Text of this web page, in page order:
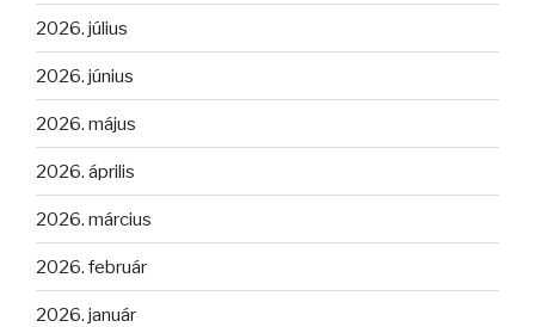
2026. július
2026. június
2026. május
2026. április
2026. március
2026. február
2026. január